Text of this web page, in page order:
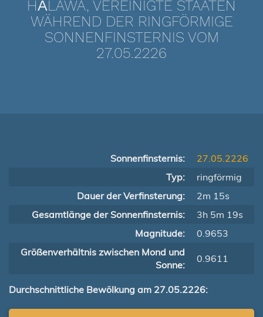
HĀLAWA, VEREINIGTE STAATEN
WÄHREND DER RINGFÖRMIGE
SONNENFINSTERNIS VOM
27.05.2226
Sonnenfinsternis:
27.05.2226
Typ:
ringförmig
Dauer der Verfinsterung:
2m 15s
Gesamtlänge der Sonnenfinsternis:
3h 5m 19s
Magnitude:
0.9653
Größenverhältnis zwischen Mond und
Sonne:
0.9611
Durchschnittliche Bewölkung am 27.05.2226: